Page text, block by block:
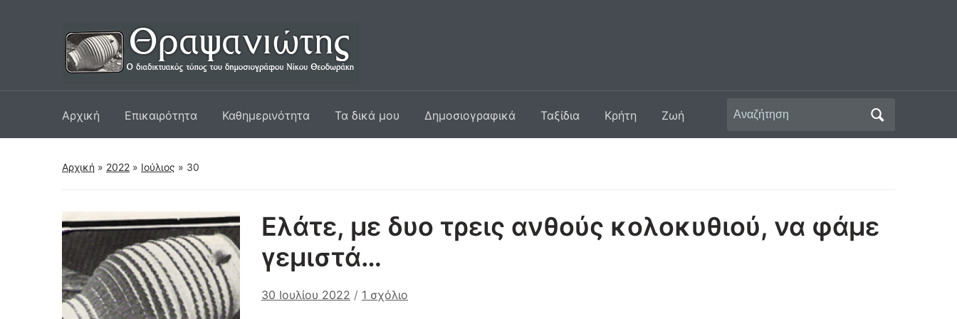
Αρχική Επικαιρότητα Καθημερινότητα Τα δικά μου Δημοσιογραφικά Ταξίδια Κρήτη Ζωή
Αναζήτηση
Αρχική » 2022 » Ιούλιος » 30
Ελάτε, με δυο τρεις ανθούς κολοκυθιού, να φάμε
γεμιστά…
30 Ιουλίου 2022 / 1 σχόλιο